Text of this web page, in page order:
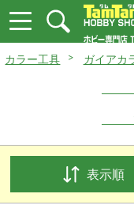
カラー工具 ガイアカ
表示順